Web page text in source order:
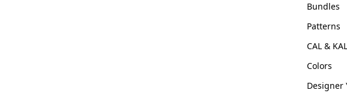
Bundles
Patterns
CAL & KAL
Colors
Designer